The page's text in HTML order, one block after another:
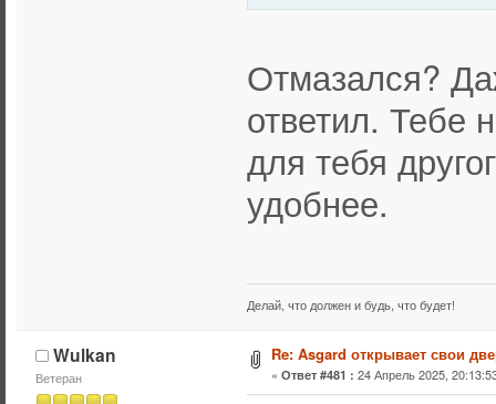
Отмазался?
ответил. Тебе
для тебя
удобнее.
Делай, что должен и будь, что будет!
Wulkan
Ветеран
Re: Asgard открывает свои
« Ответ #481 : 24 Апрель 2025,